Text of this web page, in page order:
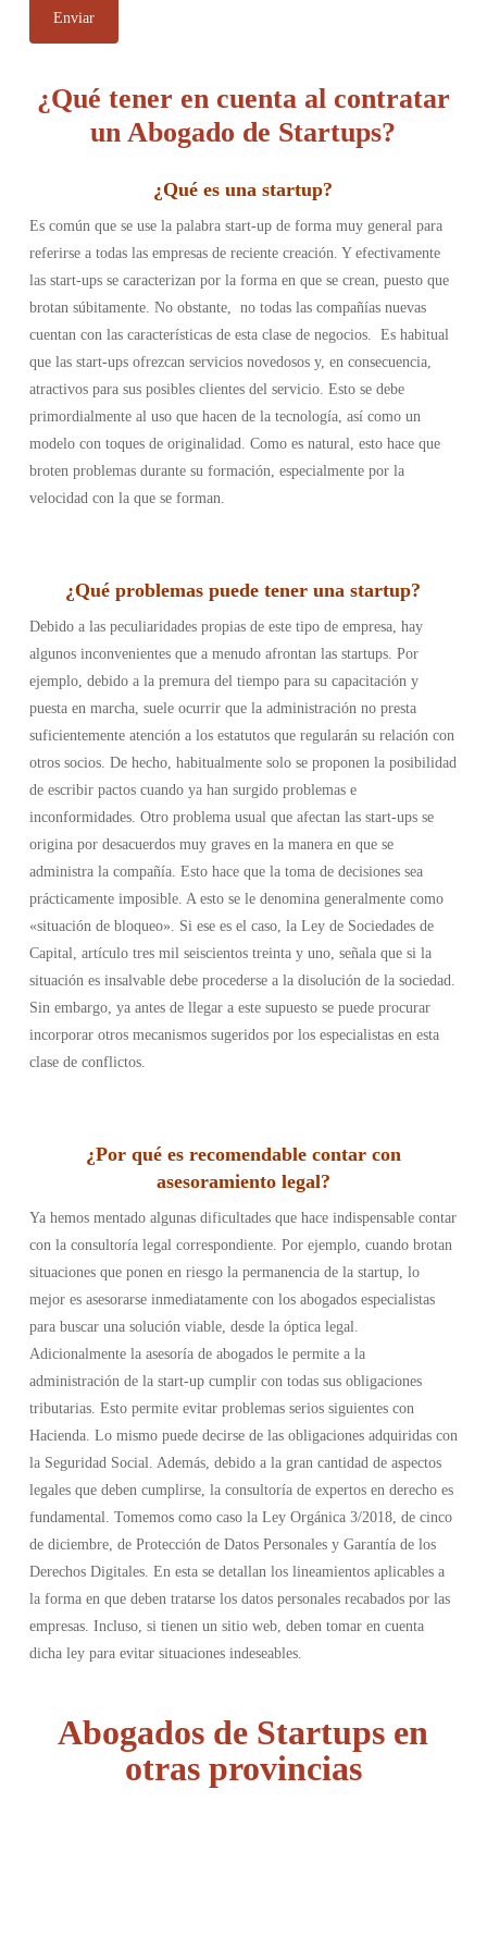
¿Qué tener en cuenta al contratar
un Abogado de Startups?
¿Qué es una startup?
Es común que se use la palabra start-up de forma muy general para
referirse a todas las empresas de reciente creación. Y efectivamente
las start-ups se caracterizan por la forma en que se crean, puesto que
brotan súbitamente. No obstante, no todas las compañías nuevas
cuentan con las características de esta clase de negocios. Es habitual
que las start-ups ofrezcan servicios novedosos y, en consecuencia,
atractivos para sus posibles clientes del servicio. Esto se debe
primordialmente al uso que hacen de la tecnología, así como un
modelo con toques de originalidad. Como es natural, esto hace que
broten problemas durante su formación, especialmente por la
velocidad con la que se forman.
¿Qué problemas puede tener una startup?
Debido a las peculiaridades propias de este tipo de empresa, hay
algunos inconvenientes que a menudo afrontan las startups. Por
ejemplo, debido a la premura del tiempo para su capacitación y
puesta en marcha, suele ocurrir que la administración no presta
suficientemente atención a los estatutos que regularán su relación con
otros socios. De hecho, habitualmente solo se proponen la posibilidad
de escribir pactos cuando ya han surgido problemas e
inconformidades. Otro problema usual que afectan las start-ups se
origina por desacuerdos muy graves en la manera en que se
administra la compañía. Esto hace que la toma de decisiones sea
prácticamente imposible. A esto se le denomina generalmente como
«situación de bloqueo». Si ese es el caso, la Ley de Sociedades de
Capital, artículo tres mil seiscientos treinta y uno, señala que si la
situación es insalvable debe procederse a la disolución de la sociedad.
Sin embargo, ya antes de llegar a este supuesto se puede procurar
incorporar otros mecanismos sugeridos por los especialistas en esta
clase de conflictos.
¿Por qué es recomendable contar con
asesoramiento legal?
Ya hemos mentado algunas dificultades que hace indispensable contar
con la consultoría legal correspondiente. Por ejemplo, cuando brotan
situaciones que ponen en riesgo la permanencia de la startup, lo
mejor es asesorarse inmediatamente con los abogados especialistas
para buscar una solución viable, desde la óptica legal.
Adicionalmente la asesoría de abogados le permite a la
administración de la start-up cumplir con todas sus obligaciones
tributarias. Esto permite evitar problemas serios siguientes con
Hacienda. Lo mismo puede decirse de las obligaciones adquiridas con
la Seguridad Social. Además, debido a la gran cantidad de aspectos
legales que deben cumplirse, la consultoría de expertos en derecho es
fundamental. Tomemos como caso la Ley Orgánica 3/2018, de cinco
de diciembre, de Protección de Datos Personales y Garantía de los
Derechos Digitales. En esta se detallan los lineamientos aplicables a
la forma en que deben tratarse los datos personales recabados por las
empresas. Incluso, si tienen un sitio web, deben tomar en cuenta
dicha ley para evitar situaciones indeseables.
Abogados de Startups en
otras provincias